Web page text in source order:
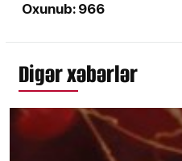
Oxunub: 966
Digər xəbərlər